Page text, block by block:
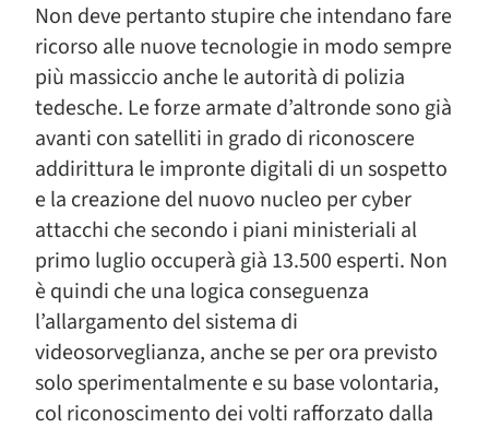
Non deve pertanto stupire che intendano fare
ricorso alle nuove tecnologie in modo sempre
più massiccio anche le autorità di polizia
tedesche. Le forze armate d’altronde sono già
avanti con satelliti in grado di riconoscere
addirittura le impronte digitali di un sospetto
e la creazione del nuovo nucleo per cyber
attacchi che secondo i piani ministeriali al
primo luglio occuperà già 13.500 esperti. Non
è quindi che una logica conseguenza
l’allargamento del sistema di
videosorveglianza, anche se per ora previsto
solo sperimentalmente e su base volontaria,
col riconoscimento dei volti rafforzato dalla